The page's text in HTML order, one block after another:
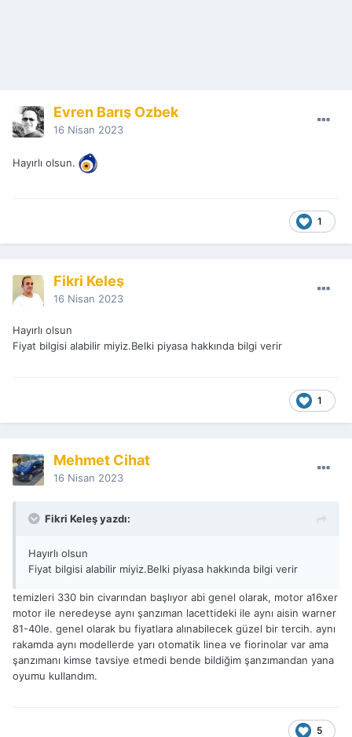
Evren Barış Özbek
16 Nisan 2023
Hayırlı olsun.
1
Fikri Keleş
16 Nisan 2023
Hayırlı olsun
Fiyat bilgisi alabilir miyiz.Belki piyasa hakkında bilgi verir
1
Mehmet Cihat
16 Nisan 2023
Fikri Keleş yazdı:
Hayırlı olsun
Fiyat bilgisi alabilir miyiz.Belki piyasa hakkında bilgi verir
temizleri 330 bin civarından başlıyor abi genel olarak, motor a16xer
motor ile neredeyse aynı şanzıman lacettideki ile aynı aisin warner
81-40le. genel olarak bu fiyatlara alınabilecek güzel bir tercih. aynı
rakamda aynı modellerde yarı otomatik linea ve fiorinolar var ama
şanzımanı kimse tavsiye etmedi bende bildiğim şanzımandan yana
oyumu kullandım.
5